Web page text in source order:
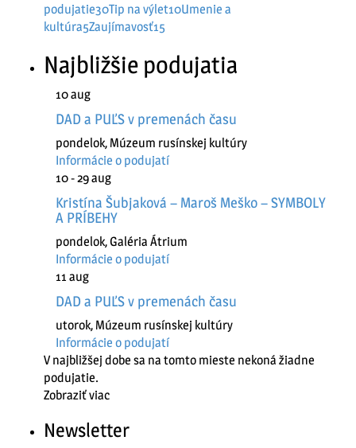
podujatie30Tip na výlet10Umenie a
kultúra5Zaujímavosť15
Najbližšie podujatia
10aug
DAD a PUĽS v premenách času
pondelok, Múzeum rusínskej kultúry
Informácie o podujatí
10 - 29aug
Kristína Šubjaková – Maroš Meško – SYMBOLY
A PRÍBEHY
pondelok,Galéria Átrium
Informácie o podujatí
11 aug
DAD a PUĽS v premenách času
utorok, Múzeum rusínskej kultúry
Informácie o podujatí
V najbližšej dobe sa na tomto mieste nekoná žiadne
podujatie.
Zobraziť viac
Newsletter